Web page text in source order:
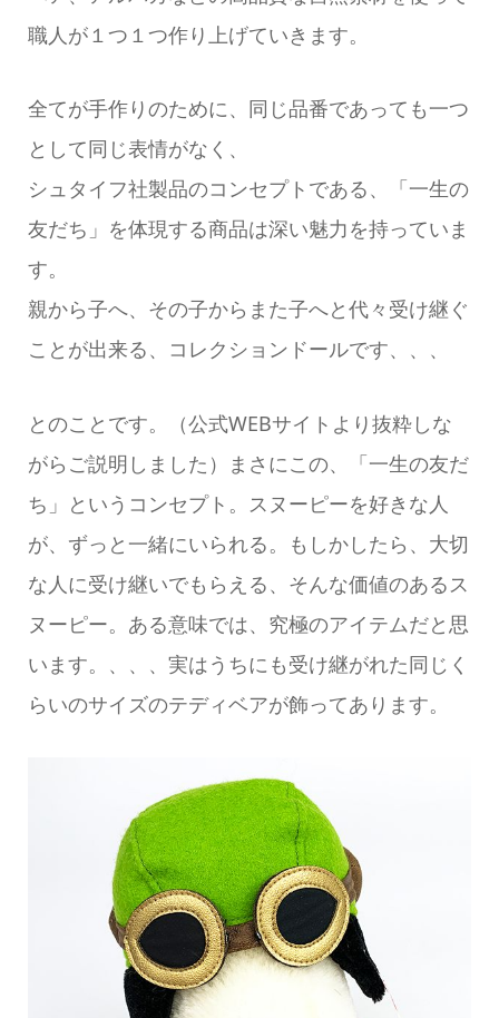
職人が１つ１つ作り上げていきます。
全てが手作りのために、同じ品番であっても一つ
として同じ表情がなく、
シュタイフ社製品のコンセプトである、「一生の
友だち」を体現する商品は深い魅力を持っていま
す。
親から子へ、その子からまた子へと代々受け継ぐ
ことが出来る、コレクションドールです、、、
とのことです。（公式WEBサイトより抜粋しな
がらご説明しました）まさにこの、「一生の友だ
ち」というコンセプト。スヌーピーを好きな人
が、ずっと一緒にいられる。もしかしたら、大切
な人に受け継いでもらえる、そんな価値のあるス
ヌーピー。ある意味では、究極のアイテムだと思
います。、、、実はうちにも受け継がれた同じく
らいのサイズのテディベアが飾ってあります。